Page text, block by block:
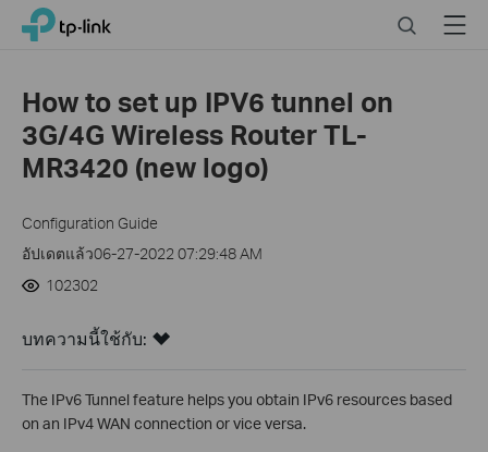
Click
navigation
TP-Link, Reliably Smart SearchMenu
How to set up IPV6 tunnel on
3G/4G Wireless Router TL-
MR3420 (new logo)
Configuration Guide
อัปเดตแล้ว06-27-2022 07:29:48 AM
102302
บทความนี้ใช้กับ:
The IPv6 Tunnel feature helps you obtain IPv6 resources based
on an IPv4 WAN connection or vice versa.